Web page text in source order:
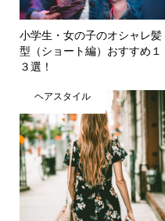
小学生・女の子のオシャレ髪
型（ショート編）おすすめ１
３選！
ヘアスタイル